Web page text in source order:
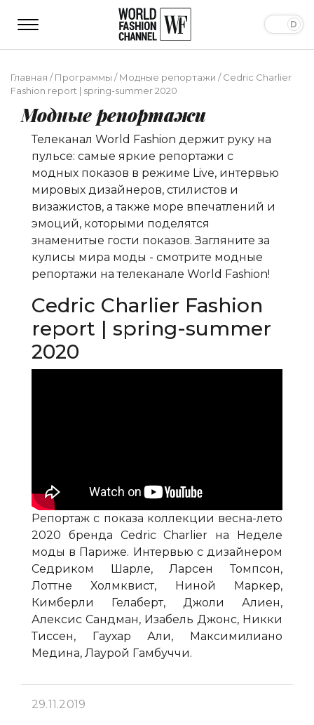
Главная /Программы /Модные репортажи /Сedric Charlier
Fashion report | spring-summer 2020
Модные репортажи
Телеканал World Fashion держит руку на
пульсе: самые яркие репортажи с
модных показов в режиме Live, интервью
мировых дизайнеров, стилистов и
визажистов, а также море впечатлений и
эмоций, которыми поделятся
знаменитые гости показов. Загляните за
кулисы мира моды - смотрите модные
репортажи на телеканале World Fashion!
Сedric Charlier Fashion
report | spring-summer
2020
Репортаж с показа коллекции весна-лето
2020 бренда Сedric Charlier на Неделе
моды в Париже. Интервью с дизайнером
Седриком Шарле, Ларсен Томпсон,
Лоттне Холмквист, Ниной Маркер,
Кимберли Гелаберт, Джоли Алиен,
Алексис Сандман, Изабель Джонс, Никки
Тиссен, Гаухар Али, Максимилиано
Медина, Лаурой Гамбуччи.
29.11.2019